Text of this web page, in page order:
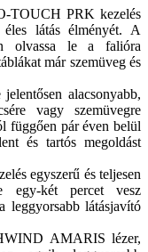
TOUCH PRK kezelés
látás élményét. A
olvassa le a falióra
már szemüveg és
alacsonyabb,
vagy szemüvegre
függően pár éven belül
és tartós megoldást
egyszerű és teljesen
egy-két percet vesz
leggyorsabb látásjavító
AMARIS lézer,